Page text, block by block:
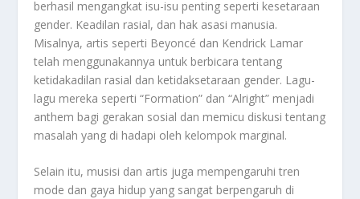
berhasil mengangkat isu-isu penting seperti kesetaraan
gender. Keadilan rasial, dan hak asasi manusia.
Misalnya, artis seperti Beyoncé dan Kendrick Lamar
telah menggunakannya untuk berbicara tentang
ketidakadilan rasial dan ketidaksetaraan gender. Lagu-
lagu mereka seperti “Formation” dan “Alright” menjadi
anthem bagi gerakan sosial dan memicu diskusi tentang
masalah yang di hadapi oleh kelompok marginal.
Selain itu, musisi dan artis juga mempengaruhi tren
mode dan gaya hidup yang sangat berpengaruh di